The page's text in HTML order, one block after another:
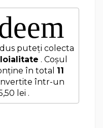
puteți colecta
. Coșul
în total 11
într-un
lei .